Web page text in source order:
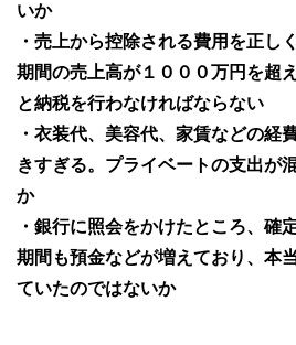
いか
・売上から控除される費用を正し
期間の売上高が１０００万円を超
と納税を行わなければならない
・衣装代、美容代、家賃などの経
きすぎる。プライベートの支出が
か
・銀行に照会をかけたところ、確
期間も預金などが増えており、本
ていたのではないか